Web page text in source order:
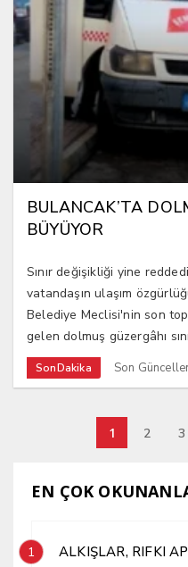
BULANCAK’TA
BÜYÜYOR
Sınır değişikliği yine
vatandaşın ulaşım
Belediye Meclisi'nin son
gelen dolmuş güzergâhı
SonDakika Son
1 2 3
EN ÇOK
1 ALKIŞLAR, RIFKI